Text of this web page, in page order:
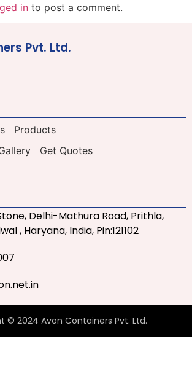
in to post a comment.
Pvt. Ltd.
Products
Get Quotes
Delhi-Mathura Road, Prithla,
, Haryana, India, Pin:121102
© 2024 Avon Containers Pvt. Ltd.